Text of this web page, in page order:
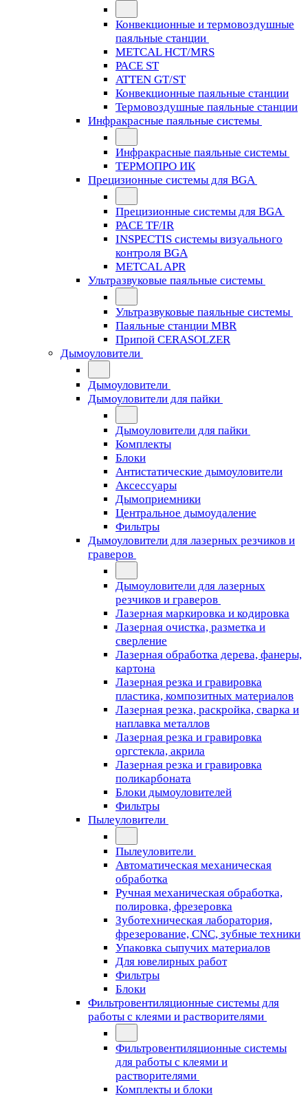
Конвекционные и термовоздушные
паяльные станции
METCAL HCT/MRS
PACE ST
ATTEN GT/ST
Конвекционные паяльные станции
Термовоздушные паяльные станции
Инфракрасные паяльные системы
Инфракрасные паяльные системы
ТЕРМОПРО ИК
Прецизионные системы для BGA
Прецизионные системы для BGA
PACE TF/IR
INSPECTIS системы визуального
контроля BGA
METCAL APR
Ультразвуковые паяльные системы
Ультразвуковые паяльные системы
Паяльные станции MBR
Припой CERASOLZER
Дымоуловители
Дымоуловители
Дымоуловители для пайки
Дымоуловители для пайки
Комплекты
Блоки
Антистатические дымоуловители
Аксессуары
Дымоприемники
Центральное дымоудаление
Фильтры
Дымоуловители для лазерных резчиков и
граверов
Дымоуловители для лазерных
резчиков и граверов
Лазерная маркировка и кодировка
Лазерная очистка, разметка и
сверление
Лазерная обработка дерева, фанеры,
картона
Лазерная резка и гравировка
пластика, композитных материалов
Лазерная резка, раскройка, сварка и
наплавка металлов
Лазерная резка и гравировка
оргстекла, акрила
Лазерная резка и гравировка
поликарбоната
Блоки дымоуловителей
Фильтры
Пылеуловители
Пылеуловители
Автоматическая механическая
обработка
Ручная механическая обработка,
полировка, фрезеровка
Зуботехническая лаборатория,
фрезерование, CNC, зубные техники
Упаковка сыпучих материалов
Для ювелирных работ
Фильтры
Блоки
Фильтровентиляционные системы для
работы с клеями и растворителями
Фильтровентиляционные системы
для работы с клеями и
растворителями
Комплекты и блоки